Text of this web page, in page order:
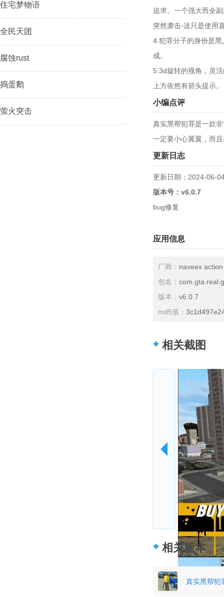
住宅梦物语
全民天团
腐蚀rust
捣蛋鹅
萤火突击
追求。一个强大而全
突然袭击-这只是使用
4.犯罪分子的身份是
成。
5.3d旋转的视角，灵
上方依然有箭头提示。
小编点评
真实黑帮犯罪是一款
一定要小心翼翼，而
更新日志
更新日期：2024-06-
版本号： v6.0.7
bug修复
应用信息
厂商： naxeex
包名：
版本： v6.0.7
md5值：
相关截图
相关版本
真实黑帮犯